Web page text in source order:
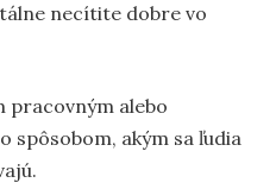
necítite dobre vo
pracovným alebo
spôsobom, akým sa ľudia